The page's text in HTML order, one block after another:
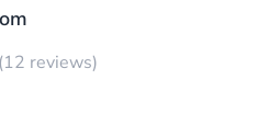
(12 reviews)